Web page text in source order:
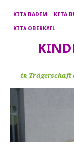
KITA BADEM KITA
KITA OBERKAIL
in Trägerschaft